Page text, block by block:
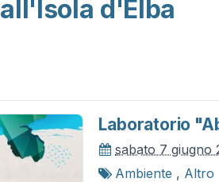
d'Elba
Laboratorio
sabato 7 giugno
Ambiente , Altro